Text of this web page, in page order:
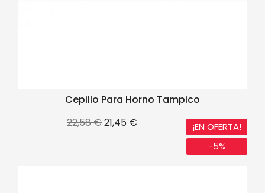
Cepillo Para Horno Tampico
Precio
22,58 €Precio
21,45 €
¡EN OFERTA!
-5%